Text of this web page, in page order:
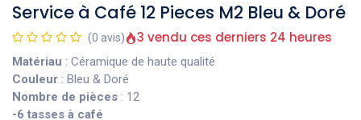
Service à Café 12 Pieces M2 Bleu & Doré
(0 avis) 3 vendu ces derniers 24 heures
Matériau : Céramique de haute qualité
Couleur : Bleu & Doré
Nombre de pièces : 12
-6 tasses à café